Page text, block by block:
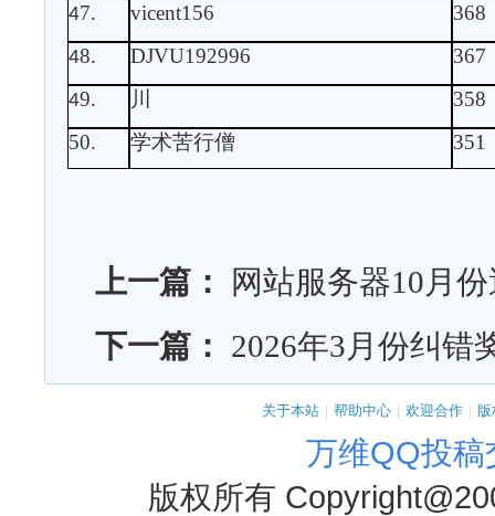
47. vicent156 368
48. DJVU192996 367
49. 川
358
50.
学术苦行僧 351
上一篇：
网站服务器10月
下一篇： 2026年3月份纠错
关于本站 | 帮助中心 | 欢迎合作 |
万维QQ投稿
版权所有